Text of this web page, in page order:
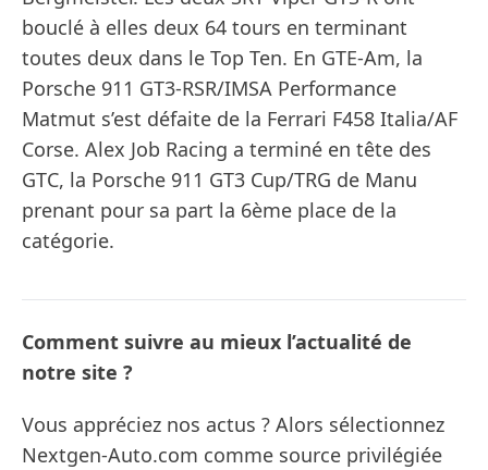
bouclé à elles deux 64 tours en terminant
toutes deux dans le Top Ten. En GTE-Am, la
Porsche 911 GT3-RSR/IMSA Performance
Matmut s’est défaite de la Ferrari F458 Italia/AF
Corse. Alex Job Racing a terminé en tête des
GTC, la Porsche 911 GT3 Cup/TRG de Manu
prenant pour sa part la 6ème place de la
catégorie.
Comment suivre au mieux l’actualité de
notre site ?
Vous appréciez nos actus ? Alors sélectionnez
Nextgen-Auto.com comme source privilégiée